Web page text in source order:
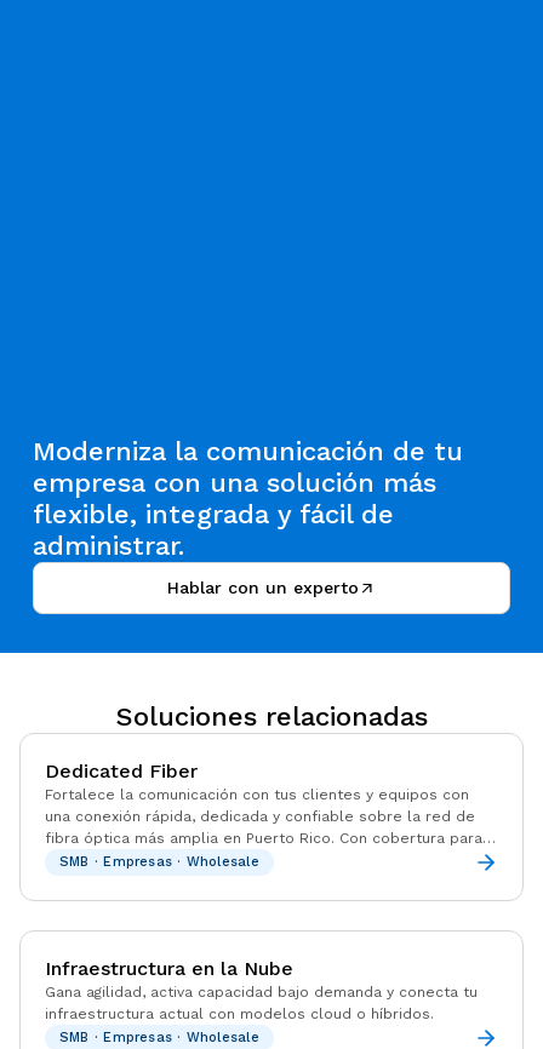
Moderniza la comunicación de tu
empresa con una solución más
flexible, integrada y fácil de
administrar.
Hablar con un experto
Soluciones relacionadas
Dedicated Fiber
Fortalece la comunicación con tus clientes y equipos con
una conexión rápida, dedicada y confiable sobre la red de
fibra óptica más amplia en Puerto Rico. Con cobertura para
más del 90% de los negocios en Puerto Rico, Liberty
tu empresa necesita.
SMB · Empresas · Wholesale
Infraestructura en la Nube
Gana agilidad, activa capacidad bajo demanda y conecta tu
infraestructura actual con modelos cloud o híbridos.
SMB · Empresas · Wholesale